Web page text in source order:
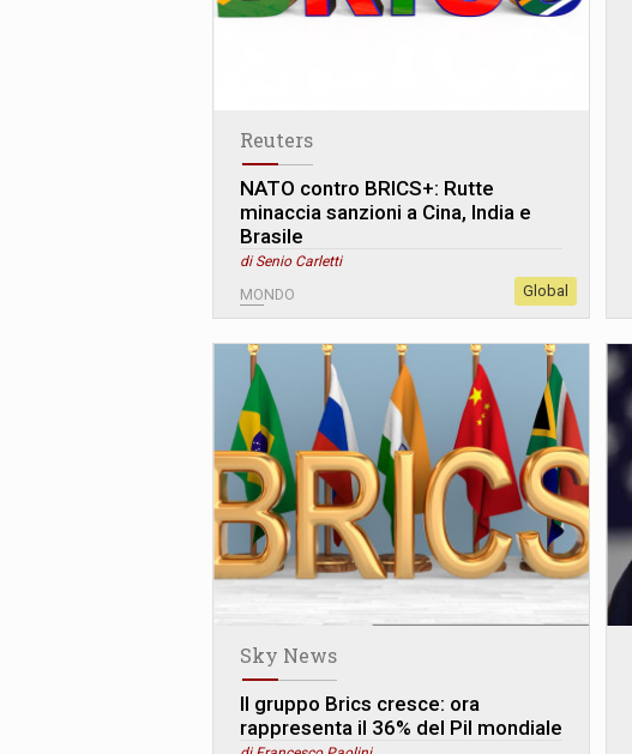
Reuters
NATO contro BRICS+: Rutte
minaccia sanzioni a Cina, India e
Brasile
di Senio Carletti
MONDO Global
Sky News
Il gruppo Brics cresce: ora
rappresenta il 36% del Pil mondiale